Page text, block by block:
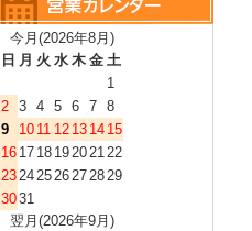
今月(2026年8月)
日 月 火 水 木 金 土
1
2 3 4 5 6 7 8
9
10 11 12 13 14 15
16 17 18 19202122
23242526272829
3031
翌月(2026年9月)